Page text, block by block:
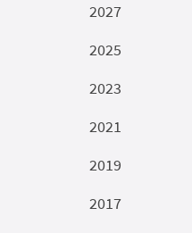
2027
2025
2023
2021
2019
2017